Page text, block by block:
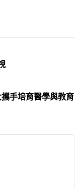
手培育醫學與教育